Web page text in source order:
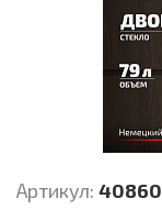
Артикул: 40860